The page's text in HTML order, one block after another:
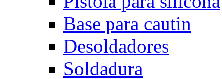
Base para cautin
Desoldadores
Soldadura